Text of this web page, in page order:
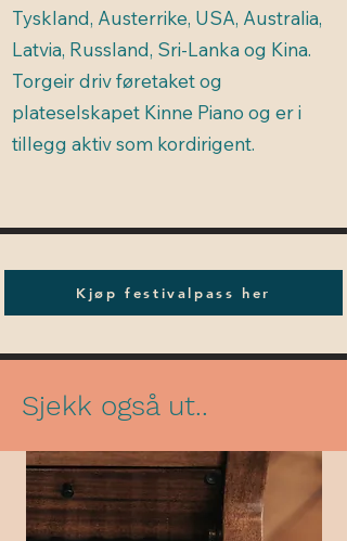
Tyskland, Austerrike, USA, Australia,
Latvia, Russland, Sri-Lanka og Kina.
Torgeir driv føretaket og
plateselskapet Kinne Piano og er i
tillegg aktiv som kordirigent.
Kjøp festivalpass her
Sjekk også ut..